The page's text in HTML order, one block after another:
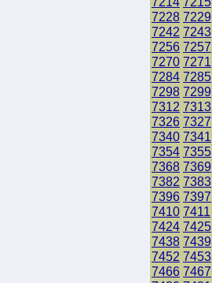
7228 7229
7242 7243
7256 7257
7270 7271
7284 7285
7298 7299
7312 7313
7326 7327
7340 7341
7354 7355
7368 7369
7382 7383
7396 7397
7410 7411
7424 7425
7438 7439
7452 7453
7466 7467